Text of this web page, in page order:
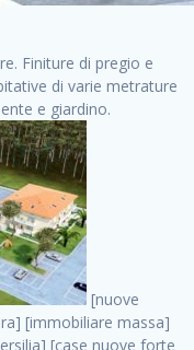
Finiture di pregio e
di varie metrature
e giardino.
[nuove costruzioni versilia] [vendita case carrara] [immobiliare massa] [case nuove toscana] [case in vendita versilia] [case nuove forte dei marmi] [case in vendita carrara] [case nuove carrara] [nuove costruzioni pietrasanta] [nuove costruzioni forte dei marmi] [immobiliare versilia] [case nuove massa] [case nuove pietrasanta] [case nuove liguria] [immobiliare forte dei marmi] [nuove costruzioni liguria] [nuove costruzioni carrara] [nuove costruzioni massa] [immobiliare carrara] case in vendita toscana [immobiliare liguria] [case in vendita massa] [vendita case massa] [vendita case versilia] [nuove costruzioni toscana] [immobiliare pietrasanta] [immobiliare toscana] [case nuove versilia] nuove costruzioni case nuove in vendita case nuove case in costruzione case nuova costruzione appartamenti nuova costruzione case in vendita nuove costruzioni terreno edificabile nuove costruzioni milano marina di carrara carrara massa massa carrara toscana versilia case in vendita a milano case in vendita a roma appartamenti nuovi in vendita vendita case milano case in vendita torino case in vendita milano case di nuova costruzione nuove costruzioni roma case in vendita roma , nuove costruzioni brugherio . vendita case roma vendita case torino villette nuova costruzione vendita case privati cerco casa milano vendita case impresa edile vendita case genova vendita immobili vendita case nuove cerco casa ville nuova costruzione annunci case in vendita case in vendita nuova costruzione nuove case in vendita case in vendita da privati villette a schiera cerco casa in vendita case in affitto vendita nuove costruzioni costruire case affitto affitto negozio milano cerco casa roma cerco casa nuova costruzione appartamenti in costruzione, nuove costruzioni brugherio . case nuove vendita case in vendita nuove case nuove milano nuove costruzioni morena case in vendita costruzioni case case in vendita tor vergata nuova annunci vendita case case in vendita milano centro, nuove costruzioni brugherio . vendita case nuova costruzione case in vendita privati agenzia immobiliare appartamenti di nuova costruzione ville in costruzione case in vendita a opera nuova costruzione nuove costruzioni torino, nuove costruzioni brugherio . appartamenti nuovi impresa edile roma trova casa costruzioni nuove appartamenti in affitto cantieri in costruzione, nuove costruzioni brugherio . immobiliare nuove costruzioni case in vendita dragona appartamenti in vendita siti vendita case case in vendita roma nord nuovi costruzioni ville nuove in vendita nuove costruzioni in vendita trovocasa cerco casa affitto villette in vendita nuove costruzioni immobiliari nuove costruzioni bologna toscano immobiliare palermo nuovi appartamenti vendita case dragona nuova costruzione case in vendita villaggio prenestino, nuove costruzioni brugherio . case in vendita dal costruttore imprese edili torino nuove costruzioni firenze immobiliare case nuove in costruzione toscano immobiliare milano, nuove costruzioni brugherio . casanuova case in vendita acilia dragona case in vendita di nuova costruzione case in vendita da costruttore nuove costruzioni eur case e cantieri appartamenti in vendita nuova costruzione case in vendita a dragona roma case in vendita nuove case in costruzione porta portese immobiliare appartamenti cerco casa disperatamente case in vendita torresina cascine in vendita vendita immobili roma, nuove costruzioni brugherio . milano nuove costruzioni morena case in vendita costruzioni edili nuove costruzioni catania visure catastali on line gratis nuove costruzioni monza case in costruzione milano, nuove costruzioni brugherio . nuove costruzioni boccea vendita immobili milano attico immobiliare roma vendita imprese edili bergamo impresa edile bologna case in vendita a classe appartamento nuovo nuove costruzioni pietralata case costruzione case in vendita roma sud nuove costruzioni residenziali a milano appartamenti nuova costruzione milano case in vendita boccea case in vendita morena nuove costruzioni vendita immobili privati, nuove costruzioni brugherio . comprare casa nuova costruzione case in vendita con leasing case in vendita ostia antica case nuova costruzione milano appartamenti nuovi milano case nuove roma nuove costruzioni bari edilizia convenzionata case in vendita a tortona villaggio prenestino case in vendita toscano immobiliare professione casa nuove costruzioni parma impresa costruzioni nuove case nuove costruzioni bergamo vendita immobili torino ville di nuova costruzione solo affitti appartamento nuovo in vendita appartamenti nuova costruzione roma case nuova costruzione roma, nuove costruzioni brugherio . nuove costruzioni a milano case in costruzione roma impresa di costruzioni grimaldi immobiliare costruzioni villetta nuova costruzione case in vendita da imprese edili cerco casa a acquisto casa in costruzione nuove costruzioni mare costruzioni immobiliari cantieri nuove costruzioni acquisto casa nuova costruzione nuove costruzioni padova comprare casa in costruzione impresa edile napoli nuove costruzioni pescara casa risorse immobiliari, nuove costruzioni brugherio . immobili in costruzione villette nuove villette nuove in vendita gabetti imprese edili verona nuove costruzioni milano sud nuovi immobili nuove costruzioni legnano, nuove costruzioni brugherio . cantieri nuove costruzioni milano villa nuova case vendita nuove costruzioni appartamenti in vendita nuovi immobili nuovi costruttori case imprese edili brescia nuovi appartamenti milano case in vendita selva nera casa nuova retecasa case nuova costruzione in vendita monolocale imprese edili firenze imprese edili padova frimm vendita case dragona nuove costruzioni vendita imprese edili parma imprese di costruzioni milano immobiliare toscano frimm immobiliare roma case case dal costruttore acquisto terreno agricolo imprese edili italiane roma vende casa case nuove a milano nuove costruzioni a roma imprese costruzioni roma cerco casa nuova immobili di nuova costruzione case in vendita castelverde roma impresa edile palermo rent to buy roma nuove costruzioni, nuove costruzioni brugherio . tempocasa case in vendita a riscatto nuove costruzioni varese nuove costruzioni bolzano vendita case in costruzione nuove costruzioni lecce cantiere milano costruire villa imprese edili treviso impresa edile catania case in vendita roma tiburtina vendita appartamenti nuova costruzione vendita immobili commerciali case nuove in vendita milano nuove costruzioni seregno cerca casa vendita cerco casa milano vendita nuove costruzioni milano ovest vendita case nuove milano imprese edili modena nuove costruzioni milano centro case in vendita aranova nuove abitazioni, nuove costruzioni brugherio ., nuove costruzioni brugherio . nuove costruzioni brescia nuove costruzioni como appartamenti nuovi in vendita a milano case in vendita bologna nuove costruzioni appartamenti in vendita milano nuova costruzione imprese edili como morena nuove costruzioni nuove costruzioni case vendita appartamenti nuovi nuove costruzioni salerno eurekasa villette in costruzione bilocali nuovi case nuove in vendita a roma case in vendita con permuta nuove costruzioni trento impresa edile varese imprese costruzioni milano imprese edili venezia case in vendita prenestina imprese edili spa nuove costruzioni gallarate roma nuove costruzioni case in nuova costruzione nuovi case nuove in vendita a milano nuove costruzioni loano nuovi cantieri milano imprese edili novara case in vendita roma est imprese di costruzioni roma appartamenti in costruzione milano nuovi cantieri cerco casa vendita milano nuove costruzioni brugherio vendita case da imprese edili imprese edili udine nuove costruzioni direttamente dal costruttore imprese edili vicenza case in vendita a loano nuova costruzione nuove villette prezzi case nuove case in vendita in costruzione compravendita terreno agricolo cantiere, nuove costruzioni brugherio . case in vendita milano navigli costruzione nuova casa costruzioni nuove milano nuove costruzioni roma rent to buy nuove costruzioni taranto palazzo in costruzione vendita appartamenti nuova costruzione milano centro costruzioni milano case in vendita milano nuove costruzioni case in vendita milano sud impresa edile como case nuove a roma boccea case in vendita imprese edili trento nuove costruzioni buccinasco case in costruzione a milano nuove costruzioni ripamonti case in vendita a salerno nuove costruzioni nuove residenze milano case nuove vendita milano nuove costruzioni milano nord nuove costruzioni livorno vendita nuove costruzioni roma nuove costruzioni liguria costruzioni roma cerco casa roma vendita nuove costruzioni classe a impresa edile rimini nuovi annunci case in vendita nuove costruzioni magenta todini costruzioni case grezze in vendita vendita appartamenti nuovi milano case in vendita gallaratese milano nuove costruzioni arezzo, nuove costruzioni brugherio . case in vendita castelverde case nuove dal costruttore nuovo appartamento nuove costruzioni desenzano imprese edili lombardia imprese edili veneto appartamenti in costruzione roma case vendita pescara nuove costruzioni case in vendita ad acilia imprese edili verona e provincia nuove costruzioni desio appartamenti classe a milano firenze nuove costruzioni pirelli re immobiliare grandi imprese di costruzioni case in vendita torresina roma case in vendita navigli milano nuove costruzioni roma centro nuovecostruzioni appartamenti nuovi a milano impresa edile ancona nuove residenze dragona case in vendita nuove costruzioni brindisi vendita nuove costruzioni milano case in vendita arredat